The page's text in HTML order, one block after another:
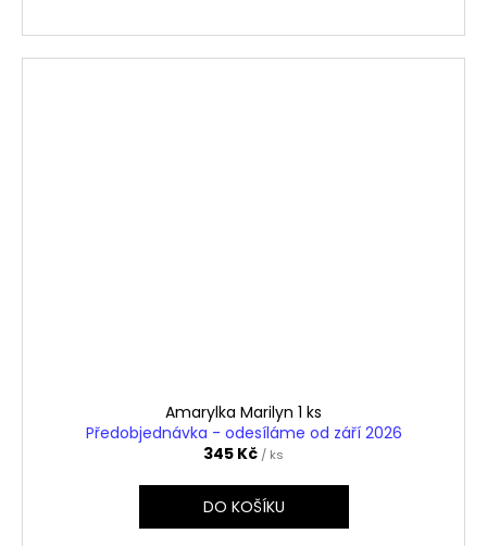
Amarylka Marilyn 1 ks
Předobjednávka - odesíláme od září 2026
345 Kč / ks
DO KOŠÍKU